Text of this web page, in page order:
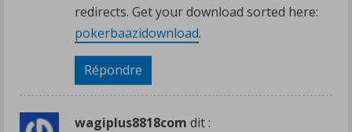
redirects. Get your download sorted here:
pokerbaazidownload.
Répondre
wagiplus8818com dit :